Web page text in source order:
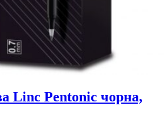
Linc Pentonic чорна,